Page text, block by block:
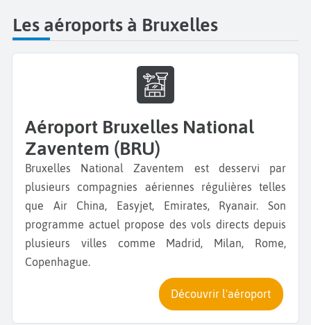
Les aéroports à Bruxelles
Aéroport Bruxelles National
Zaventem (BRU)
Bruxelles National Zaventem est desservi par
plusieurs compagnies aériennes régulières telles
que Air China, Easyjet, Emirates, Ryanair. Son
programme actuel propose des vols directs depuis
plusieurs villes comme Madrid, Milan, Rome,
Copenhague.
Découvrir l'aéroport